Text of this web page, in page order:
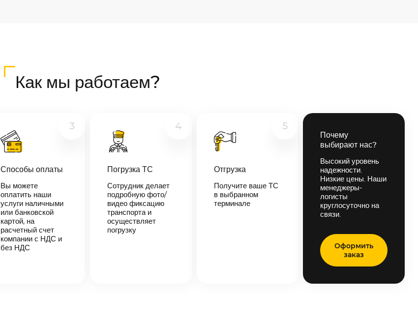
Как мы работаем?
3
Способы оплаты
Вы можете
оплатить наши
услуги наличными
или банковской
картой, на
расчетный счет
компании с НДС и
без НДС
4
Погрузка ТС
Сотрудник делает
подробную фото/
видео фиксацию
транспорта и
осуществляет
погрузку
5
Отгрузка
Получите ваше ТС
в выбранном
терминале
Почему
выбирают нас?
Высокий уровень
надежности.
Низкие цены. Наши
менеджеры-
логисты
круглосуточно на
связи.
Оформить
заказ